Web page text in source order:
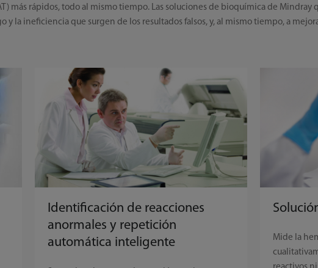
más rápidos, todo al mismo tiempo. Las soluciones de bioquímica de
y la ineficiencia que surgen de los resultados falsos, y, al mismo tiempo, a
Identificación de reacciones
anormales y repetición
automática inteligente
Mide la